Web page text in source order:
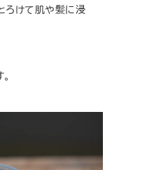
ろけて肌や髪に浸